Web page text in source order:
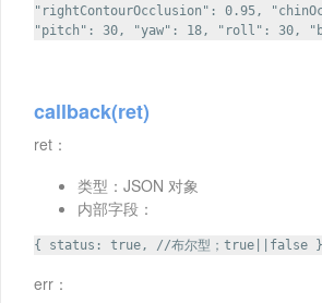
"rightContourOcclusion": 0.95,
"pitch": 30, "yaw": 18, "roll": 30,
callback(ret)
ret：
类型：JSON 对象
内部字段：
{ status: true, //布尔型；true||false }
err：